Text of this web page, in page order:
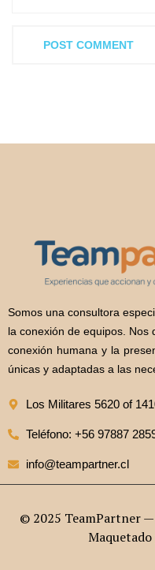
POST COMMENT
Somos una consultora
la conexión de equipos.
conexión humana y la
únicas y adaptadas a las
Los Militares 5620 of
Teléfono: +56 97887
info@teampartner.cl
© 2025 TeamPartner —